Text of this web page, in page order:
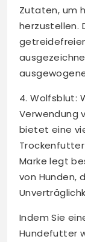
Zutaten, um
herzustellen.
4. Wolfsblut:
Verwendung
bietet eine
Marke legt
von Hunden,
Indem Sie
Hundefutter